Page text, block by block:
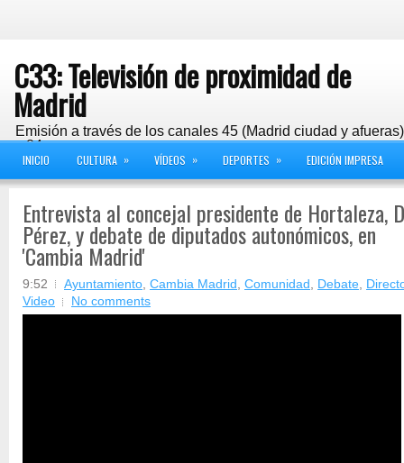
C33: Televisión de proximidad de
Madrid
Emisión a través de los canales 45 (Madrid ciudad y
y 24
INICIO CULTURA » VÍDEOS » DEPORTES » EDICIÓN IMPRESA
Entrevista al concejal presidente de Hortaleza,
Pérez, y debate de diputados autonómicos, en
'Cambia Madrid'
9:52 Ayuntamiento, Cambia Madrid , Comunidad , Debate,
Video
No comments